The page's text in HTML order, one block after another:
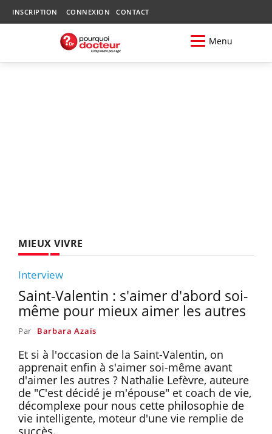
INSCRIPTION CONNEXION CONTACT
Menu
MIEUX VIVRE
Interview
Saint-Valentin : s'aimer d'abord soi-
même pour mieux aimer les autres
Par Barbara Azaïs
Et si à l'occasion de la Saint-Valentin, on
apprenait enfin à s'aimer soi-même avant
d'aimer les autres ? Nathalie Lefèvre, auteure
de "C'est décidé je m'épouse" et coach de vie,
décomplexe pour nous cette philosophie de
vie intelligente, moteur d'une vie remplie de
succès.